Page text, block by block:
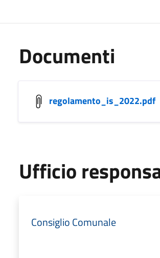
Documenti
regolamento_is_2022.pdf
Ufficio
Consiglio Comunale